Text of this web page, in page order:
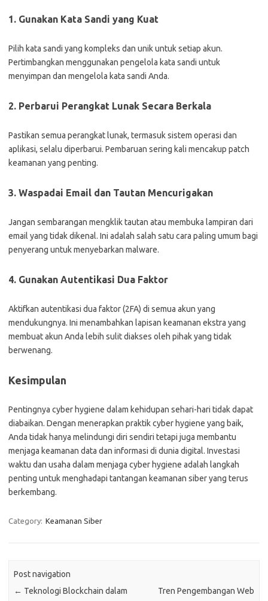
1. Gunakan Kata Sandi yang Kuat
Pilih kata sandi yang kompleks dan unik untuk setiap akun.
Pertimbangkan menggunakan pengelola kata sandi untuk
menyimpan dan mengelola kata sandi Anda.
2. Perbarui Perangkat Lunak Secara Berkala
Pastikan semua perangkat lunak, termasuk sistem operasi dan
aplikasi, selalu diperbarui. Pembaruan sering kali mencakup patch
keamanan yang penting.
3. Waspadai Email dan Tautan Mencurigakan
Jangan sembarangan mengklik tautan atau membuka lampiran dari
email yang tidak dikenal. Ini adalah salah satu cara paling umum bagi
penyerang untuk menyebarkan malware.
4. Gunakan Autentikasi Dua Faktor
Aktifkan autentikasi dua faktor (2FA) di semua akun yang
mendukungnya. Ini menambahkan lapisan keamanan ekstra yang
membuat akun Anda lebih sulit diakses oleh pihak yang tidak
berwenang.
Kesimpulan
Pentingnya cyber hygiene dalam kehidupan sehari-hari tidak dapat
diabaikan. Dengan menerapkan praktik cyber hygiene yang baik,
Anda tidak hanya melindungi diri sendiri tetapi juga membantu
menjaga keamanan data dan informasi di dunia digital. Investasi
waktu dan usaha dalam menjaga cyber hygiene adalah langkah
penting untuk menghadapi tantangan keamanan siber yang terus
berkembang.
Category: Keamanan Siber
Post navigation
← Teknologi Blockchain dalam Tren Pengembangan Web